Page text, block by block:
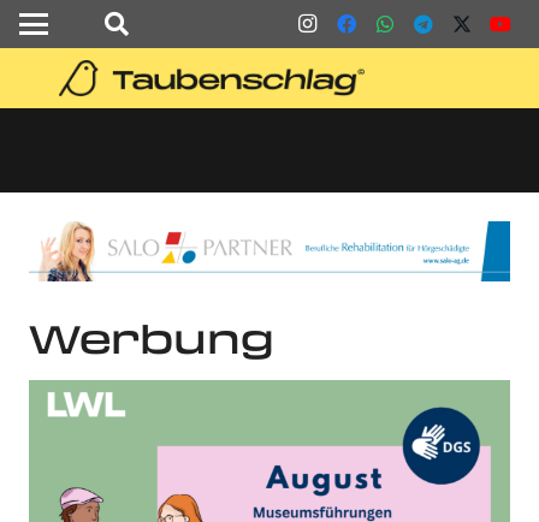
Werbung